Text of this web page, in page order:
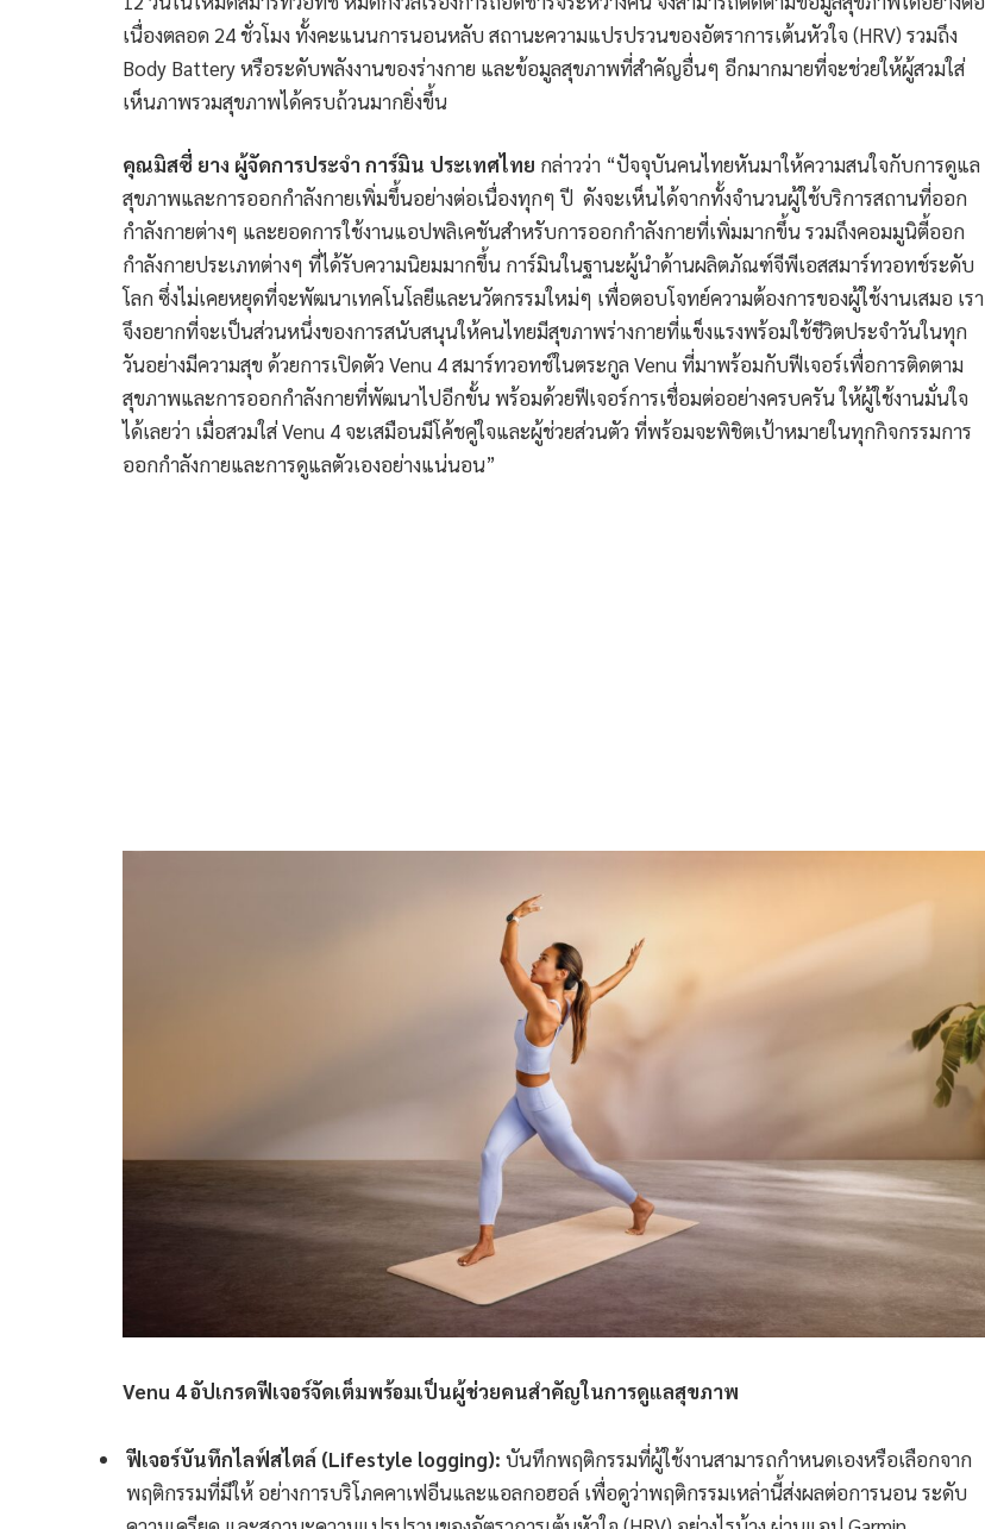
เนื่องตลอด 24 ชั่วโมง ทั้งคะแนนการนอนหลับ สถานะความแปรปรวนของอัตราการเต้นหัวใจ (HRV) รวมถึง
Body Battery หรือระดับพลังงานของร่างกาย และข้อมูลสุขภาพที่สำคัญอื่นๆ อีกมากมายที่จะช่วยให้ผู้สวมใส่
เห็นภาพรวมสุขภาพได้ครบถ้วนมากยิ่งขึ้น
คุณมิสซี่ ยาง ผู้จัดการประจำ การ์มิน ประเทศไทย กล่าวว่า “ปัจจุบันคนไทยหันมาให้ความสนใจกับการดูแล
สุขภาพและการออกกำลังกายเพิ่มขึ้นอย่างต่อเนื่องทุกๆ ปี ดังจะเห็นได้จากทั้งจำนวนผู้ใช้บริการสถานที่ออก
กำลังกายต่างๆ และยอดการใช้งานแอปพลิเคชันสำหรับการออกกำลังกายที่เพิ่มมากขึ้น รวมถึงคอมมูนิตี้ออก
กำลังกายประเภทต่างๆ ที่ได้รับความนิยมมากขึ้น การ์มินในฐานะผู้นำด้านผลิตภัณฑ์จีพีเอสสมาร์ทวอทช์ระดับ
โลก ซึ่งไม่เคยหยุดที่จะพัฒนาเทคโนโลยีและนวัตกรรมใหม่ๆ เพื่อตอบโจทย์ความต้องการของผู้ใช้งานเสมอ เรา
จึงอยากที่จะเป็นส่วนหนึ่งของการสนับสนุนให้คนไทยมีสุขภาพร่างกายที่แข็งแรงพร้อมใช้ชีวิตประจำวันในทุก
วันอย่างมีความสุข ด้วยการเปิดตัว Venu 4 สมาร์ทวอทช์ในตระกูล Venu ที่มาพร้อมกับฟีเจอร์เพื่อการติดตาม
สุขภาพและการออกกำลังกายที่พัฒนาไปอีกขั้น พร้อมด้วยฟีเจอร์การเชื่อมต่ออย่างครบครัน ให้ผู้ใช้งานมั่นใจ
ได้เลยว่า เมื่อสวมใส่ Venu 4 จะเสมือนมีโค้ชคู่ใจและผู้ช่วยส่วนตัว ที่พร้อมจะพิชิตเป้าหมายในทุกกิจกรรมการ
ออกกำลังกายและการดูแลตัวเองอย่างแน่นอน”
Venu 4 อัปเกรดฟีเจอร์จัดเต็มพร้อมเป็นผู้ช่วยคนสำคัญในการดูแลสุขภาพ
ฟีเจอร์บันทึกไลฟ์สไตล์ (Lifestyle logging): บันทึกพฤติกรรมที่ผู้ใช้งานสามารถกำหนดเองหรือเลือกจาก
พฤติกรรมที่มีให้ อย่างการบริโภคคาเฟอีนและแอลกอฮอล์ เพื่อดูว่าพฤติกรรมเหล่านี้ส่งผลต่อการนอน ระดับ